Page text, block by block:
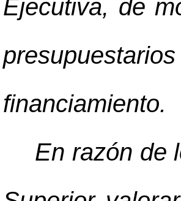
Ejecutiva, de
financiamiento.
En razón de